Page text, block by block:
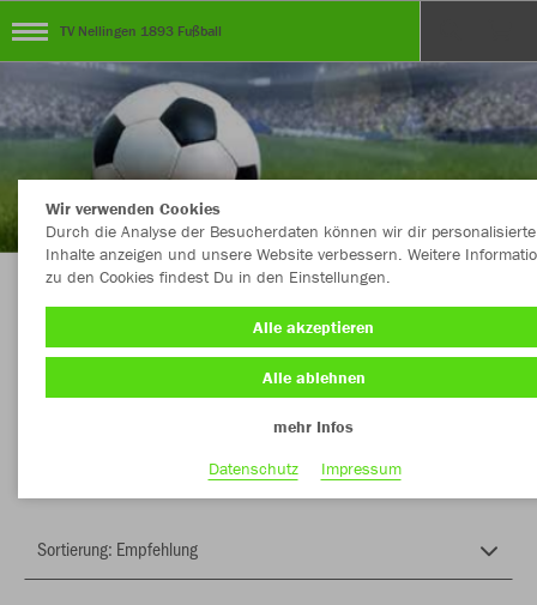
TV Nellingen 1893 Fußball
Herzlich Willkommen im Shop TV Nellingen
1893 Fußball
Farbe
Wir verwenden Cookies
Durch die Analyse der Besucherdaten können wir dir personalisierte
Inhalte anzeigen und unsere Website verbessern. Weitere
zu den Cookies findest Du in den Einstellungen.
Alle akzeptieren
Alle ablehnen
mehr Infos
Datenschutz
Impressum